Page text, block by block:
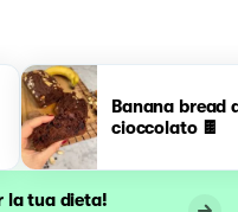
Banana bread
cioccolato 🍫
la tua dieta!